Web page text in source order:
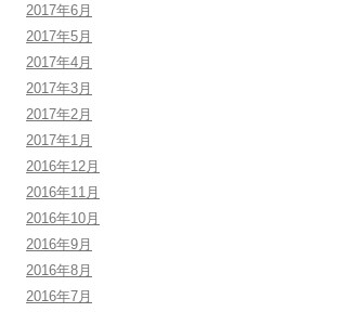
2017年6月
2017年5月
2017年4月
2017年3月
2017年2月
2017年1月
2016年12月
2016年11月
2016年10月
2016年9月
2016年8月
2016年7月